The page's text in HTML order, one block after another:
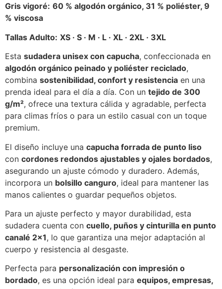
Gris vigoré: 60 % algodón orgánico, 31 % poliéster, 9
% viscosa
Tallas Adulto: XS · S · M · L · XL · 2XL · 3XL
Esta sudadera unisex con capucha, confeccionada en
algodón orgánico peinado y poliéster reciclado,
combina sostenibilidad, confort y resistencia en una
prenda ideal para el día a día. Con un tejido de 300
g/m², ofrece una textura cálida y agradable, perfecta
para climas fríos o para un estilo casual con un toque
premium.
El diseño incluye una capucha forrada de punto liso
con cordones redondos ajustables y ojales bordados,
asegurando un ajuste cómodo y duradero. Además,
incorpora un bolsillo canguro, ideal para mantener las
manos calientes o guardar pequeños objetos.
Para un ajuste perfecto y mayor durabilidad, esta
sudadera cuenta con cuello, puños y cinturilla en punto
canalé 2×1, lo que garantiza una mejor adaptación al
cuerpo y resistencia al desgaste.
Perfecta para personalización con impresión o
bordado, es una opción ideal para equipos, empresas,